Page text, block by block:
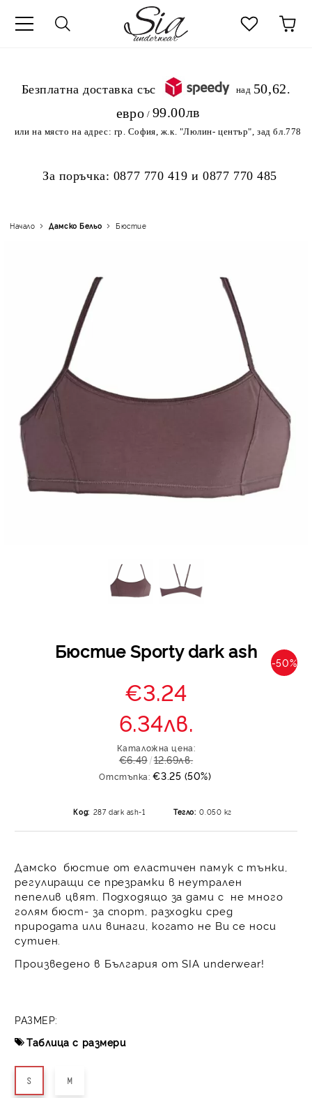
.Безплатна доставка със
над 50,62
евро / 99.00лв
или на място на адрес: гр. София, ж.к. "Люлин- център", зад бл.778
За поръчка: 0877 770 419 и0877 770 485
Начало Дамско Бельо Бюстие
Бюстие Sporty dark ash
-50%
€3.24
6.34лв.
Каталожна цена:
€6.49 12.69лв.
Отстъпка: €3.25 (50%)
Код: 287 dark ash-1 Тегло: 0.050 кг
Дамско бюстие от еластичен памук с тънки,
регулиращи се презрамки в неутрален
пепелив цвят. Подходящо за дами с не много
голям бюст- за спорт, разходки сред
природата или винаги, когато не Ви се носи
сутиен.
Произведено в България от SIA underwear!
РАЗМЕР:
Таблица с размери
S M